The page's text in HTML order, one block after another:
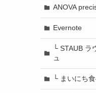
ANOVA
Evernote
└ STAUB ラ
ュ
└ まいにち